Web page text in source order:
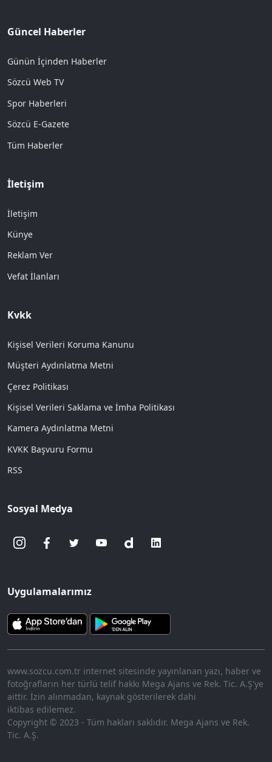
Güncel Haberler
Günün İçinden Haberler
Sözcü Web TV
Spor Haberleri
Sözcü E-Gazete
Tüm Haberler
İletişim
İletişim
Künye
Reklam Ver
Vefat İlanları
Kvkk
Kişisel Verileri Koruma Kanunu
Müşteri Aydınlatma Metni
Çerez Politikası
Kişisel Verileri Saklama ve İmha Politikası
Kamera Aydınlatma Metni
KVKK Başvuru Formu
RSS
Sosyal Medya
Uygulamalarımız
www.sozcu.com.tr internet sitesinde yayınlanan yazı, haber ve
fotoğrafların her türlü telif hakkı Mega Ajans ve Rek. Tic. A.Ş'ye
aittir. İzin alınmadan, kaynak gösterilerek dahi
iktibas edilemez.
Copyright © 2023 - Tüm hakları saklıdır. Mega Ajans ve Rek.
Tic. A.Ş.